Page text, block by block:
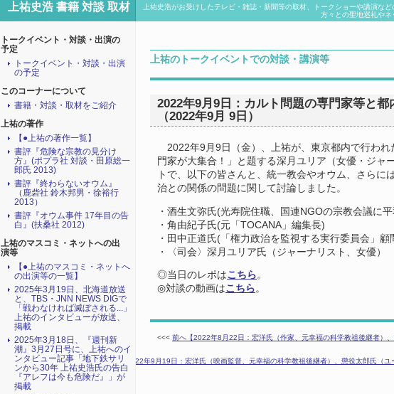
上祐史浩 書籍 対談 取材
上祐史浩がお受けしたテレビ・雑誌・新聞等の取材、トークショーや講演な
方々との聖地巡礼やネ
上祐のトークイベントでの対談・講演等
2022年9月9日：カルト問題の専門家等と都
（2022年9月 9日）
2022年9月9日（金）、上祐が、東京都内で行われ
門家が大集合！」と題する深月ユリア（女優・ジャ
トで、以下の皆さんと、統一教会やオウム、さらに
治との関係の問題に関して討論しました。
・酒生文弥氏(光寿院住職、国連NGOの宗教会議に
・角由紀子氏(元「TOCANA」編集長)
・田中正道氏(「権力政治を監視する実行委員会」顧
・〈司会〉深月ユリア氏（ジャーナリスト、女優）
◎当日のレポはこちら。
◎対談の動画はこちら。
<<< 前へ【2022年8月22日：宏洋氏（作家、元幸福の科学教祖後継者）
次へ【2022年9月19日：宏洋氏（映画監督、元幸福の科学教祖後継者）、懲役太郎氏（ユ
トークイベント・対談・出演の
予定
トークイベント・対談・出演
の予定
このコーナーについて
書籍・対談・取材をご紹介
上祐の著作
【●上祐の著作一覧】
書評『危険な宗教の見分け
方』(ポプラ社 対談・田原総一
郎氏 2013)
書評『終わらないオウム』
（鹿砦社 鈴木邦男・徐裕行
2013）
書評『オウム事件 17年目の告
白』(扶桑社 2012)
上祐のマスコミ・ネットへの出
演等
【●上祐のマスコミ・ネットへ
の出演等の一覧】
2025年3月19日、北海道放送
と、TBS・JNN NEWS DIGで
「戦わなければ滅ぼされる...」
上祐のインタビューが放送、
掲載
2025年3月18日、『週刊新
潮』3月27日号に、上祐へのイ
ンタビュー記事「地下鉄サリ
ンから30年 上祐史浩氏の告白
『アレフは今も危険だ』」が
掲載